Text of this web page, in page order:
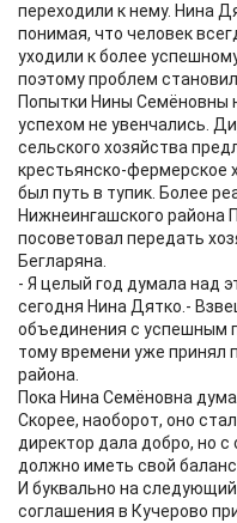
переходили к нему. Нина
понимая, что человек
уходили к более
поэтому проблем
Попытки Нины Семёновны
успехом не увенчались.
сельского хозяйства
крестьянско-фермерское
был путь в тупик. Более
Нижнеингашского района
посоветовал передать
Бегларяна.
- Я целый год думала над
сегодня Нина Дятко.-
объединения с успешным
тому времени уже принял
района.
Пока Нина Семёновна
Скорее, наоборот, оно
директор дала добро, но
должно иметь свой
И буквально на
соглашения в Кучерово